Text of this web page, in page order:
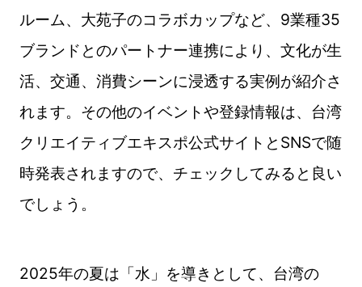
ルーム、大苑子のコラボカップなど、9業種35
ブランドとのパートナー連携により、文化が生
活、交通、消費シーンに浸透する実例が紹介さ
れます。その他のイベントや登録情報は、台湾
クリエイティブエキスポ公式サイトとSNSで随
時発表されますので、チェックしてみると良い
でしょう。
2025年の夏は「水」を導きとして、台湾の